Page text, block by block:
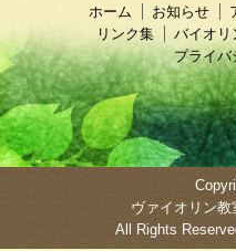
ホーム お知らせ
リンク集
バイオリ
プライバ
ヴァイオリン
All Rights